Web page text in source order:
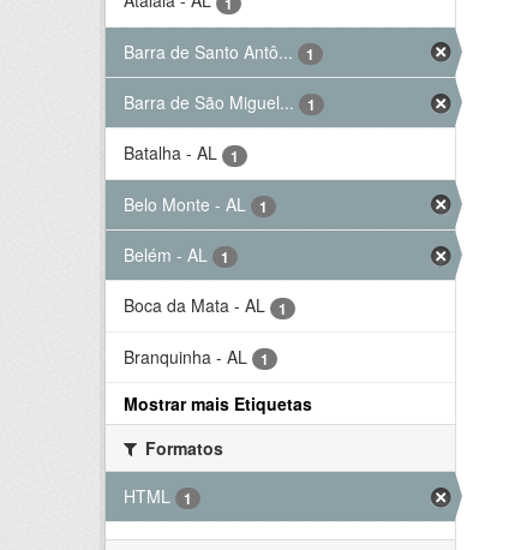
Barra de Santo Antô... 1
Barra de São Miguel... 1
Batalha - AL 1
Belo Monte - AL 1
Belém - AL 1
Boca da Mata - AL 1
Branquinha - AL 1
Mostrar mais Etiquetas
Formatos
HTML
1